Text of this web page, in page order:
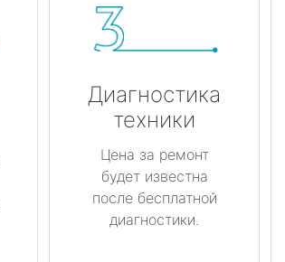
Диагностика
техники
Цена за ремонт
будет известна
после бесплатной
диагностики.